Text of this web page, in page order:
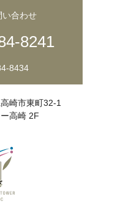
い合わせ
8241
8434
崎市東町32-1
高崎 2F